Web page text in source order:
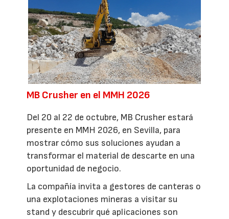
MB Crusher en el MMH 2026
Del 20 al 22 de octubre, MB Crusher estará
presente en MMH 2026, en Sevilla, para
mostrar cómo sus soluciones ayudan a
transformar el material de descarte en una
oportunidad de negocio.
La compañía invita a gestores de canteras o
una explotaciones mineras a visitar su
stand y descubrir qué aplicaciones son